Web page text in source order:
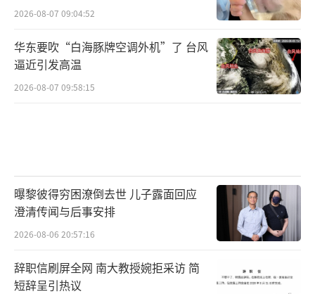
2026-08-07 09:04:52
华东要吹“白海豚牌空调外机”了 台风
逼近引发高温
2026-08-07 09:58:15
曝黎彼得穷困潦倒去世 儿子露面回应
澄清传闻与后事安排
2026-08-06 20:57:16
辞职信刷屏全网 南大教授婉拒采访 简
短辞呈引热议